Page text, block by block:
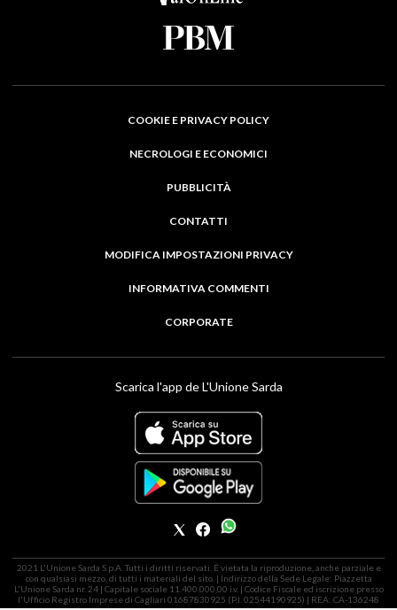
COOKIE E PRIVACY POLICY
NECROLOGI E ECONOMICI
PUBBLICITÀ
CONTATTI
MODIFICA IMPOSTAZIONI PRIVACY
INFORMATIVA COMMENTI
CORPORATE
Scarica l'app de L'Unione Sarda
2021 L'Unione Sarda S.p.A. Tutti i diritti riservati. É vietata la riproduzione, anche parziale e
con qualsiasi mezzo, di tutti i materiali del sito. | Indirizzo della Sede Legale: Piazzetta
L'Unione Sarda nr. 24 | Capitale sociale 11.400.000,00 i.v. | Codice Fiscale ed iscrizione presso
l'Ufficio Registro Imprese di Cagliari 01687830925 (P.I. 02544190925) | REA: CA-136248